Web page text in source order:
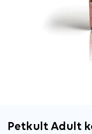
Petkult Adult